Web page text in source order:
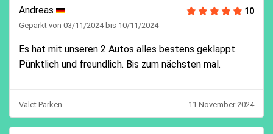
Andreas 10
Geparkt von 03/11/2024 bis 10/11/2024
Es hat mit unseren 2 Autos alles bestens geklappt.
Pünktlich und freundlich. Bis zum nächsten mal.
Valet Parken 11 November 2024